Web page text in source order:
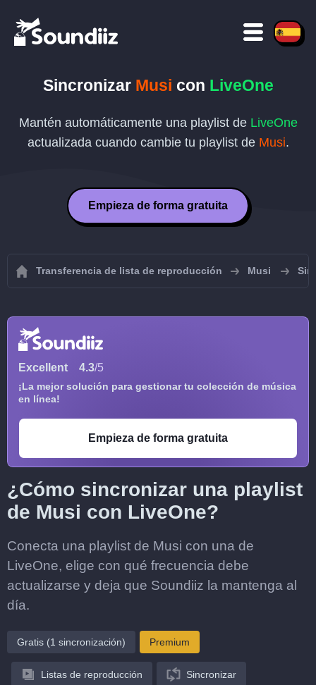
Sincronizar Musi con LiveOne
Mantén automáticamente una playlist de LiveOne
actualizada cuando cambie tu playlist de Musi.
Empieza de forma gratuita
Transferencia de lista de reproducción Musi
Excellent 4.3/5
¡La mejor solución para gestionar tu colección de música
en línea!
Empieza de forma gratuita
¿Cómo sincronizar una playlist
de Musi con LiveOne?
Conecta una playlist de Musi con una de
LiveOne, elige con qué frecuencia debe
actualizarse y deja que Soundiiz la mantenga al
día.
Gratis (1 sincronización) Premium
Listas de reproducción Sincronizar